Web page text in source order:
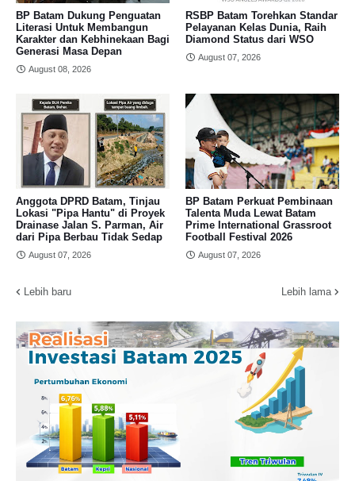
BP Batam Dukung Penguatan
Literasi Untuk Membangun
Karakter dan Kebhinekaan Bagi
Generasi Masa Depan
August 08, 2026
RSBP Batam Torehkan Standar
Pelayanan Kelas Dunia, Raih
Diamond Status dari WSO
August 07, 2026
Anggota DPRD Batam, Tinjau
Lokasi "Pipa Hantu" di Proyek
Drainase Jalan S. Parman, Air
dari Pipa Berbau Tidak Sedap
August 07, 2026
BP Batam Perkuat Pembinaan
Talenta Muda Lewat Batam
Prime International Grassroot
Football Festival 2026
August 07, 2026
Lebih baru Lebih lama